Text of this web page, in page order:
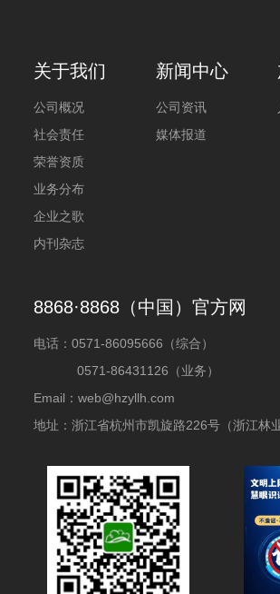
关于我们
公司概况
社会责任
荣誉资质
业务分布
企业之歌
内刊杂志
新闻中心
公司资讯
媒体报道
8868·8868（中国）官方网
电话：0571-86095666（综合）
0571-86431126（业务）
Email：web@hzyllh.com
地址：浙江省杭州市凯旋路226号（浙江林